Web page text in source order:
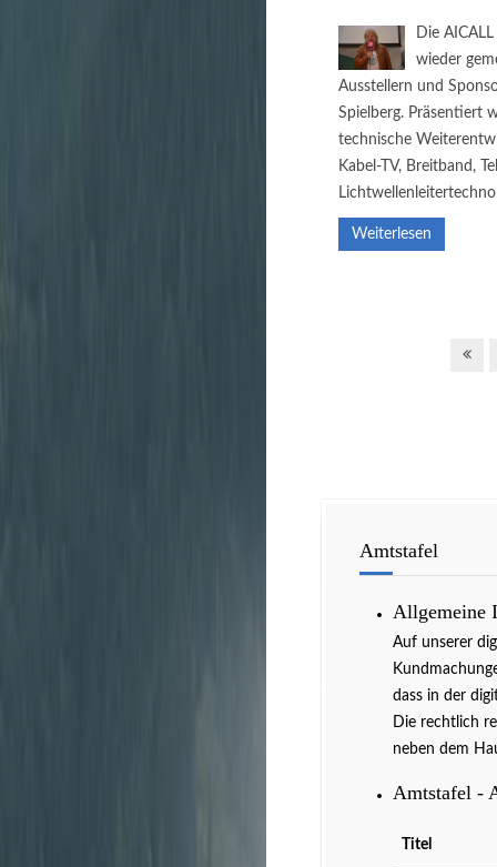
Die
wieder
Ausstellern und
Spielberg. Präsentiert
technische
Kabel-TV, Breitband,
Weiterlesen
Amtstafel
Allgemeine
Auf unserer
dass in der
Die rechtlich
neben dem
Amtstafel -
Titel